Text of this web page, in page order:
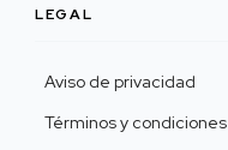
LEGAL
Aviso de privacidad
Términos y condiciones